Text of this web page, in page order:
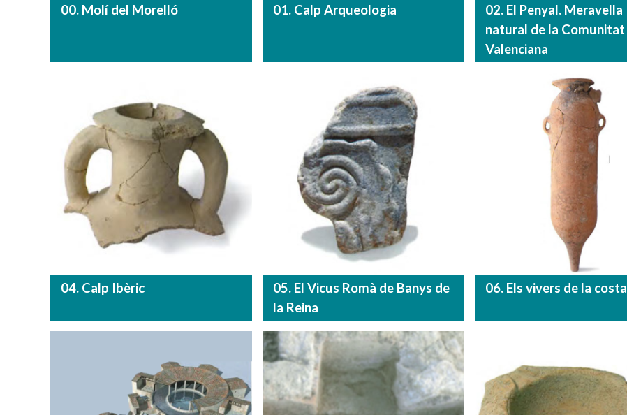
00. Molí del Morelló 01. Calp Arqueologia
02. El Penyal. Meravella
natural de la Comunitat
Valenciana
04. Calp Ibèric
05. El Vicus Romà de Banys de
la Reina
06. Els vivers de la costa